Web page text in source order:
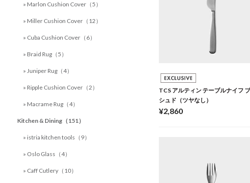
TCS アルティン テーブルナイフ
シュド（ツヤなし）
¥2,860
» Marlon Cushion Cover（5）
» Miller Cushion Cover（12）
» Cuba Cushion Cover（6）
» Braid Rug（5）
» Juniper Rug（4）
» Ripple Cushion Cover（2）
» Macrame Rug（4）
Kitchen & Dining（151）
» istria kitchen tools（9）
» Oslo Glass（4）
» Caff Cutlery（10）